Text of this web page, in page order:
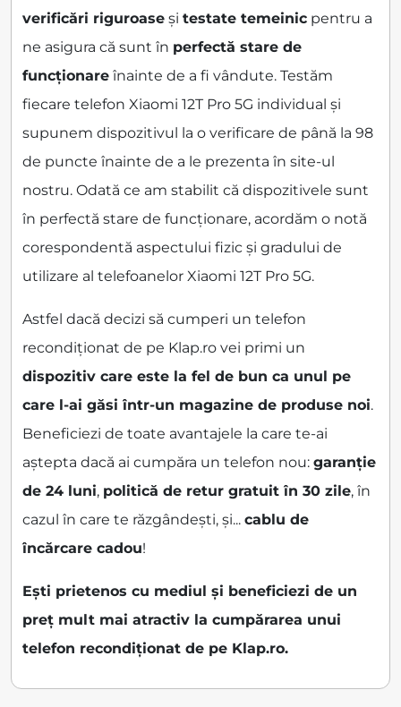
verificări riguroase și testate temeinic pentru a
ne asigura că sunt în perfectă stare de
funcționare înainte de a fi vândute. Testăm
fiecare telefon Xiaomi 12T Pro 5G individual și
supunem dispozitivul la o verificare de până la 98
de puncte înainte de a le prezenta în site-ul
nostru. Odată ce am stabilit că dispozitivele sunt
în perfectă stare de funcționare, acordăm o notă
corespondentă aspectului fizic și gradului de
utilizare al telefoanelor Xiaomi 12T Pro 5G.
Astfel dacă decizi să cumperi un telefon
recondiționat de pe Klap.ro vei primi un
dispozitiv care este la fel de bun ca unul pe
care l-ai găsi într-un magazine de produse noi.
Beneficiezi de toate avantajele la care te-ai
aștepta dacă ai cumpăra un telefon nou: garanție
de 24 luni, politică de retur gratuit în 30 zile, în
cazul în care te răzgândești, și... cablu de
încărcare cadou!
Ești prietenos cu mediul și beneficiezi de un
preț mult mai atractiv la cumpărarea unui
telefon recondiționat de pe Klap.ro.